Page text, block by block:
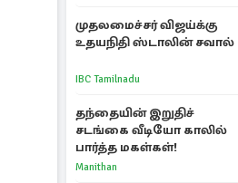
முதலமைச்சர் விஜய்க்கு
உதயநிதி ஸ்டாலின் சவால்
IBC Tamilnadu
தந்தையின் இறுதிச்
சடங்கை வீடியோ காலில்
பார்த்த மகள்கள்!
Manithan